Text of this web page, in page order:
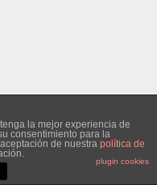
la mejor experiencia de
consentimiento para la
de nuestra política de
plugin cookies